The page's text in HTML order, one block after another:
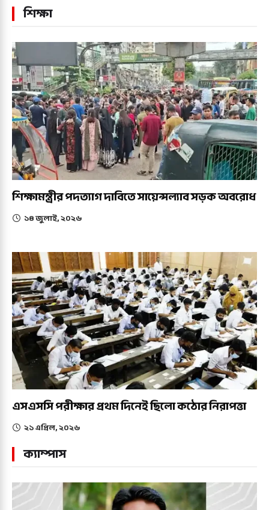
শিক্ষা
শিক্ষামন্ত্রীর পদত্যাগ দাবিতে সায়েন্সল্যাব সড়ক অবরোধ
১৪ জুলাই, ২০২৬
এসএসসি পরীক্ষার প্রথম দিনেই ছিলো কঠোর নিরাপত্তা
২১ এপ্রিল, ২০২৬
ক্যাম্পাস